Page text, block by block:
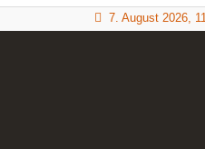
7. August 2026,